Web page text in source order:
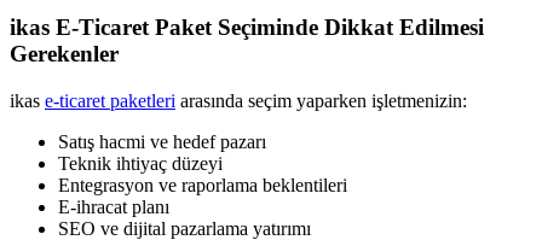
ikas E-Ticaret Paket Seçiminde Dikkat Edilmesi
Gerekenler
ikas e-ticaret paketleri arasında seçim yaparken işletmenizin:
Satış hacmi ve hedef pazarı
Teknik ihtiyaç düzeyi
Entegrasyon ve raporlama beklentileri
E-ihracat planı
SEO ve dijital pazarlama yatırımı